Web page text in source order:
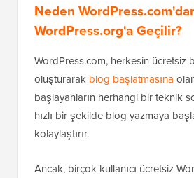
Neden
WordPress.org'a Geçilir?
WordPress.com, herkesin ücretsiz
oluşturarak blog başlatmasına
başlayanların herhangi bir teknik
hızlı bir şekilde blog yazmaya
kolaylaştırır.
Ancak, birçok kullanıcı ücretsiz